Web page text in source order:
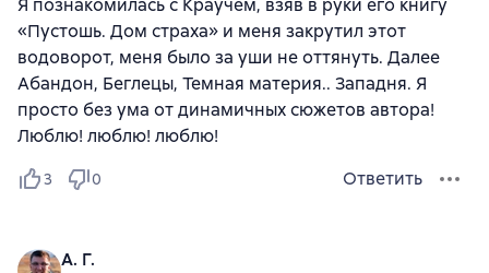
Я познакомилась с Краучем, взяв в руки его книгу
«Пустошь. Дом страха» и меня закрутил этот
водоворот, меня было за уши не оттянуть. Далее
Абандон, Беглецы, Темная материя.. Западня. Я
просто без ума от динамичных сюжетов автора!
Люблю! люблю! люблю!
3 0 Ответить
А. Г.